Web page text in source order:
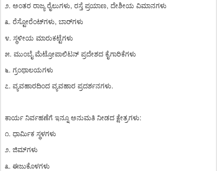
೨. ಅಂತರ ರಾಜ್ಯ ರೈಲುಗಳು, ರಸ್ತೆ ಪ್ರಯಾಣ, ದೇಶೀಯ ವಿಮಾನಗಳು
೩. ರೆಸ್ಟೋರೆಂಟ್ಗಳು, ಬಾರ್ಗಳು
೪. ಸ್ಥಳೀಯ ಮಾರುಕಟ್ಟೆಗಳು
೫. ಮುಂಬೈ ಮೆಟ್ರೋಪಾಲಿಟನ್ ಪ್ರದೇಶದ ಕೈಗಾರಿಕೆಗಳು
೬. ಗ್ರಂಥಾಲಯಗಳು
೭. ವ್ಯವಹಾರದಿಂದ ವ್ಯವಹಾರ ಪ್ರದರ್ಶನಗಳು.
ಕಾರ್ಯ ನಿರ್ವಹಣೆಗೆ ಇನ್ನೂ ಅನುಮತಿ ನೀಡದ ಕ್ಷೇತ್ರಗಳು:
೧. ಧಾರ್ಮಿಕ ಸ್ಥಳಗಳು
೨. ಜಿಮ್ಗಳು
೩. ಈಜುಕೊಳಗಳು